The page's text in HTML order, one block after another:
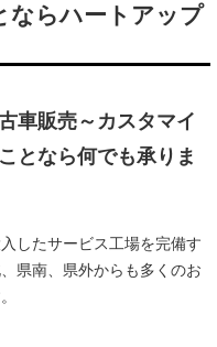
ならハートアップ
車販売～カスタマイ
となら何でも承りま
したサービス工場を完備す
県南、県外からも多くのお